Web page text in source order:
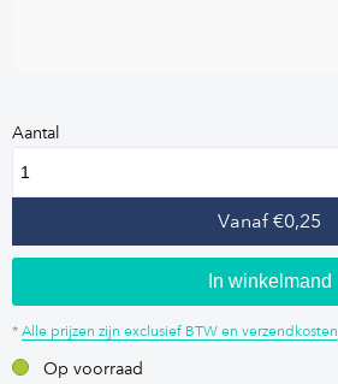
Aantal
Vanaf €0,25
In winkelmand
*Alle prijzen zijn exclusief BTW en verzendkosten
Op voorraad